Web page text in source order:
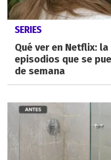
SERIES
Qué ver en Netflix:
episodios que se
de semana